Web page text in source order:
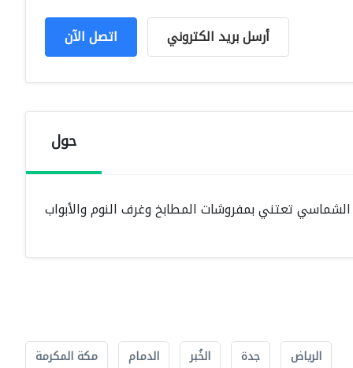
اتصل الآن أرسل بريد الكتروني
حول
تعتني بمفروشات المطابخ وغرف النوم والأبواب
الرياض جدة الخُبر الدمام مكة المكرمة